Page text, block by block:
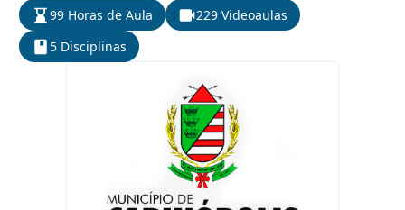
99 Horas de Aula
229 Videoaulas
5 Disciplinas